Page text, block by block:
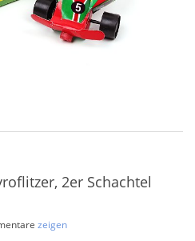
2er Schachtel
zeigen